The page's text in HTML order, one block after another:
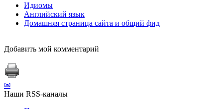
Идиомы
Английский язык
Домашняя страница сайта и общий фид
Добавить мой комментарий
✉
Наши RSS-каналы